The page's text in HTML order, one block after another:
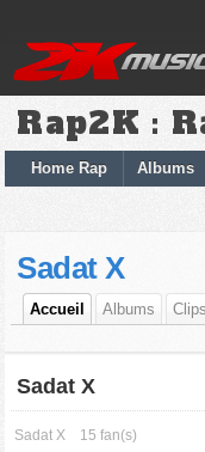
Rap2K :
Home Rap Albums
Sadat X
Accueil Albums Clips
Sadat X
Sadat X 15 fan(s)